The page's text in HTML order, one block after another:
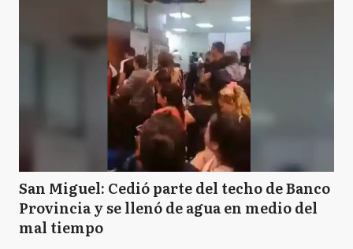
San Miguel: Cedió parte del techo de Banco
Provincia y se llenó de agua en medio del
mal tiempo